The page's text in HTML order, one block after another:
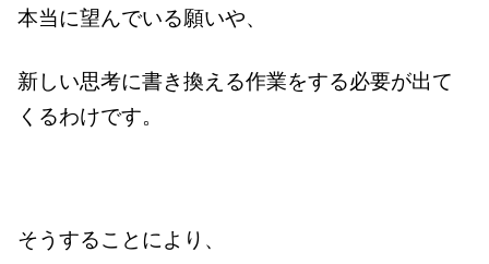
本当に望んでいる願いや、
新しい思考に書き換える作業をする必要が出て
くるわけです。
そうすることにより、